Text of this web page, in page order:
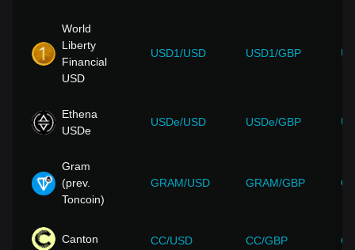
World
Liberty
Financial
USD
USD1/USD USD1/GBP
Ethena
USDe
USDe/USD USDe/GBP
Gram
(prev.
Toncoin)
GRAM/USD GRAM/GBP
Canton CC/USD CC/GBP